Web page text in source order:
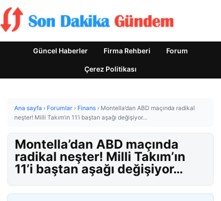
Güncel Haberler Firma Rehberi Forum
Çerez Politikası
Ana sayfa › Forumlar › Finans › Montella’dan ABD maçında radikal
neşter! Milli Takım’ın 11’i baştan aşağı değişiyor…
Montella’dan ABD maçında
radikal neşter! Milli Takım’ın
11’i baştan aşağı değişiyor…